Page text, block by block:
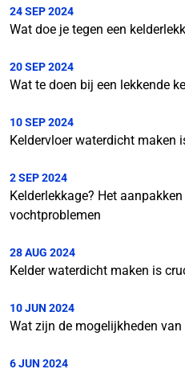
24 SEP 2024
Wat doe je tegen een
20 SEP 2024
Wat te doen bij een lekkende
10 SEP 2024
Keldervloer waterdicht maken
2 SEP 2024
Kelderlekkage? Het
vochtproblemen
28 AUG 2024
Kelder waterdicht maken is
10 JUN 2024
Wat zijn de mogelijkheden van
6 JUN 2024